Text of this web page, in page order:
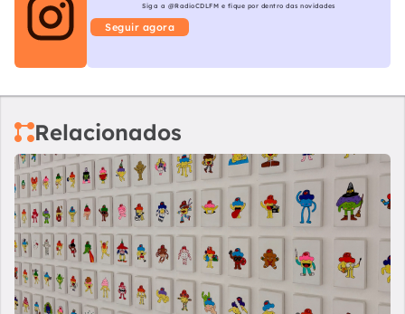
Siga a @RadioCDLFM e fique por dentro das novidades
Seguir agora
Relacionados